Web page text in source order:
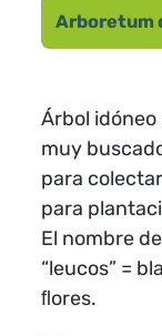
Arboretum
Árbol
muy
para
para
El nombre
“leucos” =
ﬂores.